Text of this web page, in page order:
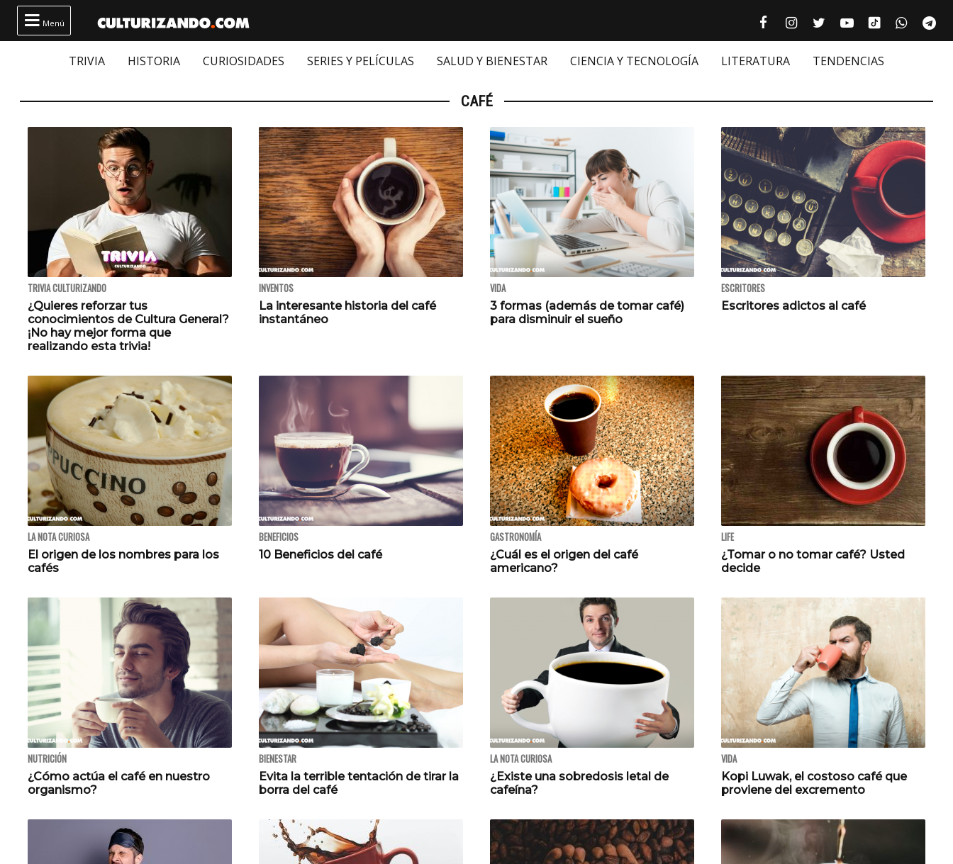
 Menú  Facebook culturizando.com |
 Instagram
 Twitter
 Youtube
Tiktok
 
TRIVIA HISTORIA CURIOSIDADES SERIES Y PELÍCULAS SALUD Y BIENESTAR CIENCIA Y TECNOLOGÍA LITERATURA TENDENCIAS
CAFÉ
TRIVIA CULTURIZANDO
¿Quieres reforzar tus
conocimientos de Cultura General?
¡No hay mejor forma que
realizando esta trivia!
INVENTOS
La interesante historia del café
instantáneo
VIDA
3 formas (además de tomar café)
para disminuir el sueño
ESCRITORES
Escritores adictos al café
LA NOTA CURIOSA
El origen de los nombres para los
cafés
BENEFICIOS
10 Beneficios del café
GASTRONOMÍA
¿Cuál es el origen del café
americano?
LIFE
¿Tomar o no tomar café? Usted
decide
NUTRICIÓN
¿Cómo actúa el café en nuestro
organismo?
BIENESTAR
Evita la terrible tentación de tirar la
borra del café
LA NOTA CURIOSA
¿Existe una sobredosis letal de
cafeína?
VIDA
Kopi Luwak, el costoso café que
proviene del excremento